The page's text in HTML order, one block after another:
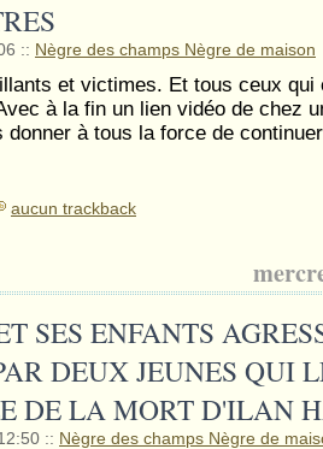
:: Nègre des champs Nègre de maison
et victimes. Et tous ceux qui
à la fin un lien vidéo de chez
donner à tous la force de
aucun trackback
SES ENFANTS
DEUX JEUNES QUI
DE LA MORT D'ILAN
:: Nègre des champs Nègre de